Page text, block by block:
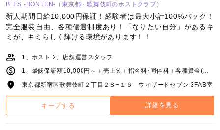
B.T.S -HONTEN-（東京都・歌舞伎町のホストクラブ）
新人期間日給10,000円保証！経験者は最大小計100%バック！
完全服装自由、各種優遇制度あり！「なりたい自分」があるキ
ミが、キミらしく輝ける環境があります！！
1、ホスト 2、店舗運営スタッフ
東京都新宿区歌舞伎町２丁目２８−１６ ウィザードセブン 3FAB室
キープする 詳細を見る